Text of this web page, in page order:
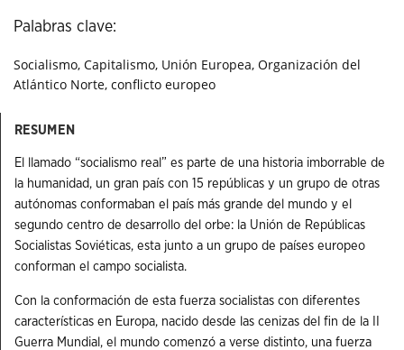
Palabras clave:
Socialismo, Capitalismo, Unión Europea, Organización del
Atlántico Norte, conflicto europeo
RESUMEN
El llamado “socialismo real” es parte de una historia imborrable de
la humanidad, un gran país con 15 repúblicas y un grupo de otras
autónomas conformaban el país más grande del mundo y el
segundo centro de desarrollo del orbe: la Unión de Repúblicas
Socialistas Soviéticas, esta junto a un grupo de países europeo
conforman el campo socialista.
Con la conformación de esta fuerza socialistas con diferentes
características en Europa, nacido desde las cenizas del fin de la II
Guerra Mundial, el mundo comenzó a verse distinto, una fuerza